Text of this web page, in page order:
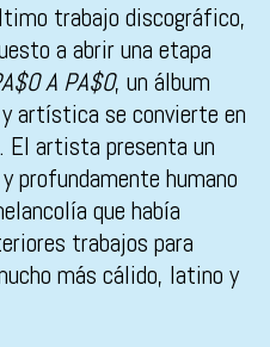
trabajo discográfico,
a abrir una etapa
A PA$O, un álbum
artística se convierte en
El artista presenta un
profundamente humano
que había
trabajos para
más cálido, latino y